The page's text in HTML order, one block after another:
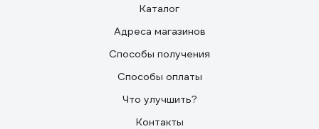
Каталог
Адреса магазинов
Способы получения
Способы оплаты
Что улучшить?
Контакты